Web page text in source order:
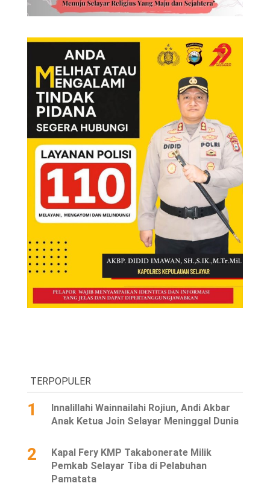
TERPOPULER
1
Innalillahi Wainnailahi Rojiun, Andi Akbar
Anak Ketua Join Selayar Meninggal Dunia
2
Kapal Fery KMP Takabonerate Milik
Pemkab Selayar Tiba di Pelabuhan
Pamatata